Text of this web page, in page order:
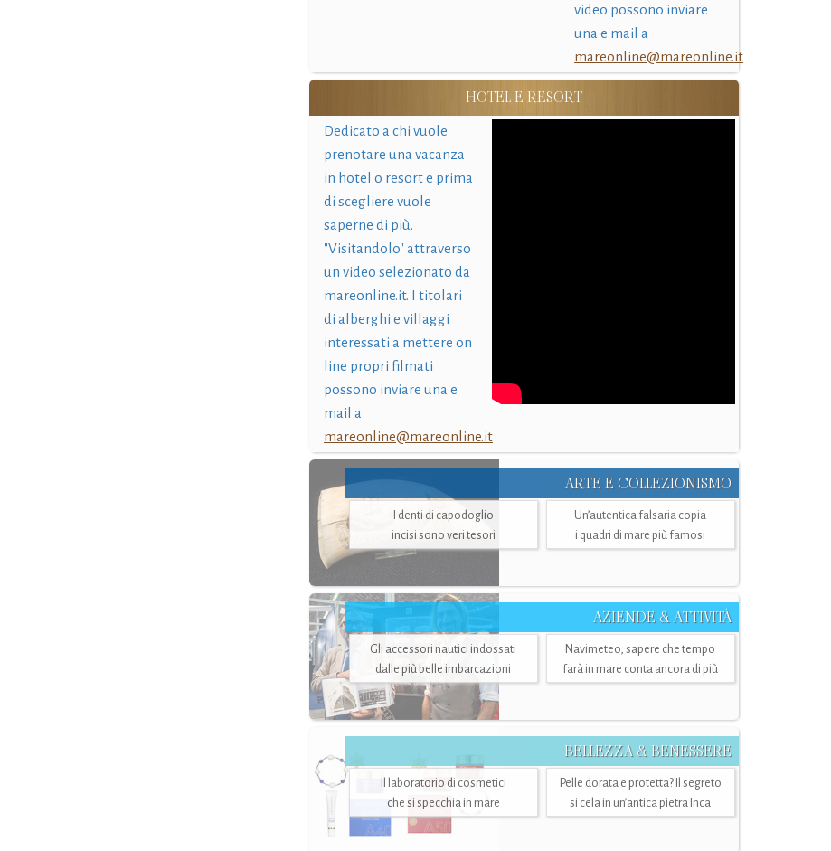
video possono inviare
una e mail a
mareonline@mareonline.it
HOTEL E RESORT
Dedicato a chi vuole
prenotare una vacanza
in hotel o resort e prima
di scegliere vuole
saperne di più.
"Visitandolo" attraverso
un video selezionato da
mareonline.it. I titolari
di alberghi e villaggi
interessati a mettere on
line propri filmati
possono inviare una e
mail a
mareonline@mareonline.it
ARTE E COLLEZIONISMO
I denti di capodoglio
incisi sono veri tesori
Un’autentica falsaria copia
i quadri di mare più famosi
AZIENDE & ATTIVITÀ
Gli accessori nautici indossati
dalle più belle imbarcazioni
Navimeteo, sapere che tempo
farà in mare conta ancora di più
BELLEZZA & BENESSERE
Il laboratorio di cosmetici
che si specchia in mare
Pelle dorata e protetta? Il segreto
si cela in un’antica pietra Inca